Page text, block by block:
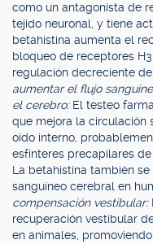
como un antagonista de
tejido neuronal, y tiene
betahistina aumenta el
bloqueo de receptores
regulación decreciente
aumentar el flujo
el cerebro: El testeo
que mejora la circulación
oído interno,
esfínteres precapilares
La betahistina también
sanguíneo cerebral en
compensación vestibular:
recuperación vestibular
en animales,